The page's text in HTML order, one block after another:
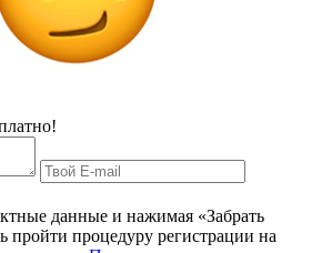
данные и нажимая «Забрать
пройти процедуру регистрации на